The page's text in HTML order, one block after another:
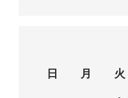
日
月 火